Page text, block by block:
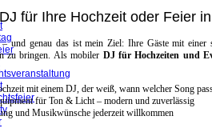
für Ihre Hochzeit oder Feier
und genau das ist mein Ziel: Ihre Gäste mit
zu bringen. Als mobiler DJ für Hochzeiten und
mit einem DJ, der weiß, wann welcher Song
für Ton & Licht – modern und zuverlässig
und Musikwünsche jederzeit willkommen